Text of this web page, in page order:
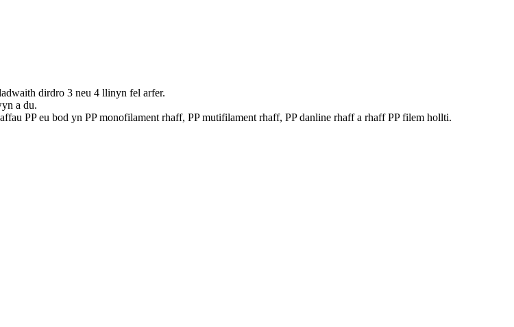
dirdro 3 neu 4 llinyn fel arfer.
a du.
PP eu bod yn PP monofilament rhaff, PP mutifilament rhaff, PP danline rhaff a rhaff PP filem hollti.